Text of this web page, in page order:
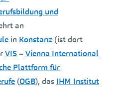
und
an
in Konstanz (ist dort
VIS–Vienna International
Plattform für
(OGB), das IHM Institut